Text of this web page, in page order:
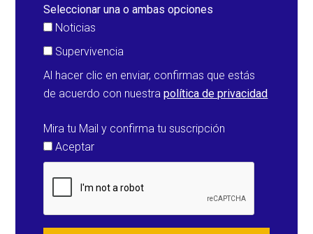
(Namibia)
Seleccionar una o ambas opciones
Noticias
Supervivencia
Al hacer clic en enviar, confirmas que estás
de acuerdo con nuestrapolítica de privacidad
Mira tu Mail y confirma tu suscripción
Aceptar